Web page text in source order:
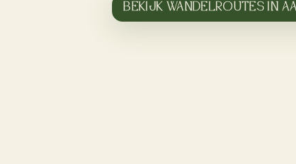
BEKIJK WANDELROUTES IN